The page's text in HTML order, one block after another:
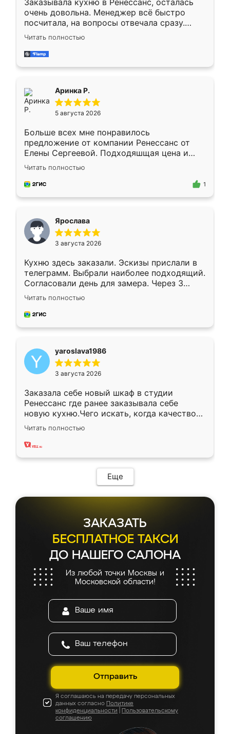
Заказывала кухню в Ренессанс, осталась
очень довольна. Менеджер всё быстро
посчитала, на вопросы отвечала сразу.
Замерщик приехал в субботу, подошёл к
делу со всей ответственностью. Собрали
за день, ребята работали аккуратно, даже
Читать полностью
Аринка Р.
5 августа 2026
Больше всех мне понравилось
предложение от компании Ренессанс от
Елены Сергеевой. Подходяшщая цена и
короткие сроки изготовления. Приехавший
для замера сотрудник Владислав
предложил по моему эскизу самый
Читать полностью
1
Ярослава
3 августа 2026
Кухню здесь заказали. Эскизы прислали в
телеграмм. Выбрали наиболее подходящий.
Согласовали день для замера. Через 3
недели кухня была уже готова. Остались
довольны работой. Спасибо Ренессанс
мебель за качественную работу!
Читать полностью
yaroslava1986
3 августа 2026
Заказала себе новый шкаф в студии
Ренессанс где ранее заказывала себе
новую кухню.Чего искать, когда качеством
вполне довольна. Служит кухня уже почти
два года, нареканий нет.
Читать полностью
Еще
ЗАКАЗАТЬ
БЕСПЛАТНОЕ ТАКСИ
ДО НАШЕГО САЛОНА
Из любой точки Москвы и
Московской области!
Отправить
Я соглашаюсь на передачу персональных
данных согласно Политике
конфиденциальности
Пользовательскому
соглашению